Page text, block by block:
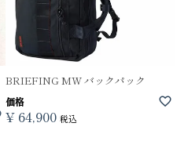
BRIEFING MW バックパック
価格
¥ 64,900 税込